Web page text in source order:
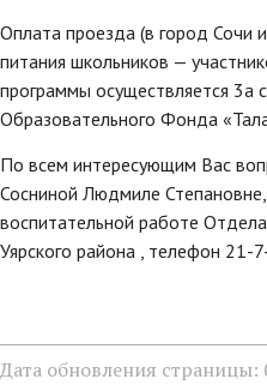
Оплата проезда (в город Сочи
питания школьников —
программы осуществляется 3a
Образовательного Фонда
По всем интересующим Вас
Сосниной Людмиле
воспитательной работе
Уярского района , телефон 21-
Дата обновления страницы: